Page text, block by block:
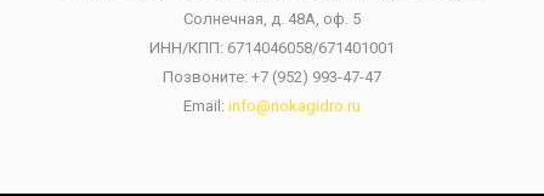
Солнечная, д. 48А, оф. 5
ИНН/КПП: 6714046058/671401001
Позвоните: +7 (952) 993-47-47
Email: info@nokagidro.ru